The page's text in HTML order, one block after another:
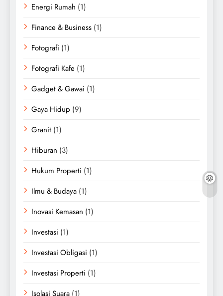
Energi Rumah (1)
Finance & Business (1)
Fotografi (1)
Fotografi Kafe (1)
Gadget & Gawai (1)
Gaya Hidup (9)
Granit (1)
Hiburan (3)
Hukum Properti (1)
Ilmu & Budaya (1)
Inovasi Kemasan (1)
Investasi (1)
Investasi Obligasi (1)
Investasi Properti (1)
Isolasi Suara (1)